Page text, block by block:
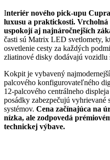
Interiér nového pick-upu
luxusu a praktickosti.
uspokojí aj najnáročnejších
časti sú Matrix LED svetlomety,
osvetlenie cesty za každých
zliatinové disky dodávajú vozidlu
Kokpit je vybavený
palcového konfigurovateľného
12-palcového centrálneho
posádky zabezpečujú vyhrievané
systémov. Cena začínajúca na
nízka, ale zodpovedá
technickej výbave.